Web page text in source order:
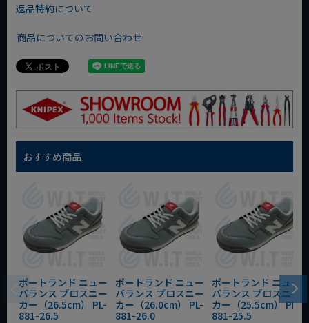
返品特約について
商品についてのお問い合わせ
おすすめ商品
ポートランド ニュー
バランス プロスニー
カー（26.5cm） PL-
881-26.5
ポートランド ニュー
バランス プロスニー
カー（26.0cm） PL-
881-26.0
ポートランド ニュー
バランス プロスニー
カー（25.5cm） PL-
881-25.5